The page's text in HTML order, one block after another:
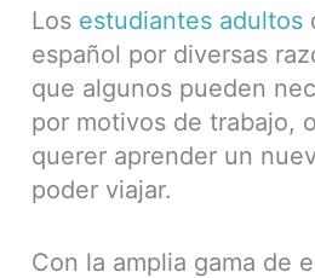
Los estudiantes adultos
español por diversas
que algunos pueden
por motivos de trabajo,
querer aprender un
poder viajar.
Con la amplia gama de